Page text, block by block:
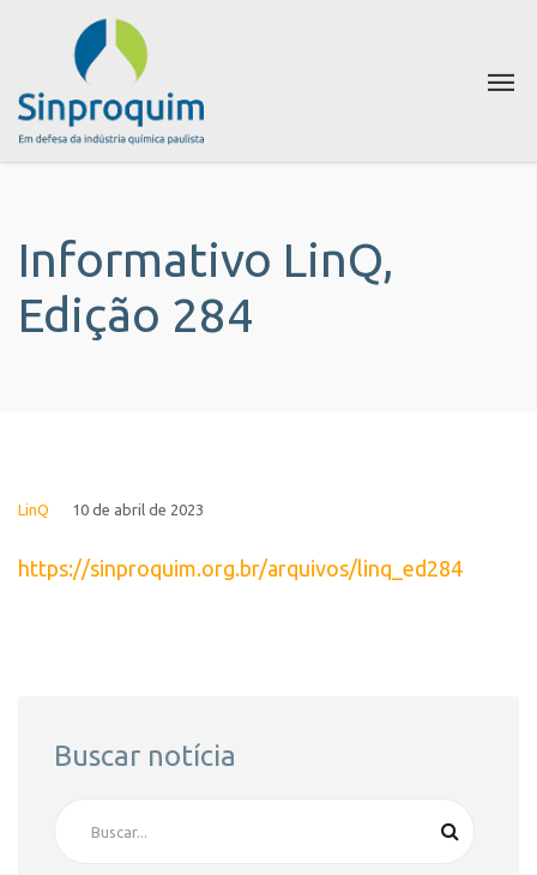
Informativo LinQ,
Edição 284
LinQ 10 de abril de 2023
https://sinproquim.org.br/arquivos/linq_ed284
Buscar notícia